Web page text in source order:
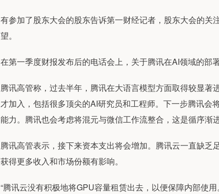
有参加了股东大会的股东告诉第一财经记者，股东大会的
望。
在第一季度财报发布后的电话会上，关于腾讯在AI领域的部
腾讯高管称，过去半年，腾讯在大语言模型方面取得较显
才加入，包括很多顶尖的AI研究员和工程师。下一步腾讯会
能力。腾讯也会考虑将混元与微信工作流整合，这是循序渐进
腾讯高管表示，接下来资本支出将会增加。腾讯云一直缺
获得更多收入和市场份额有影响。
“腾讯云没有积极地将GPU容量租赁出去，以便保障内部使